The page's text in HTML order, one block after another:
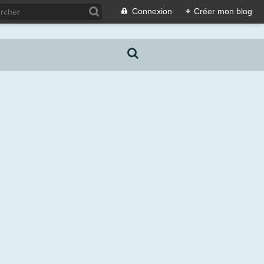
Connexion + Créer mon blog